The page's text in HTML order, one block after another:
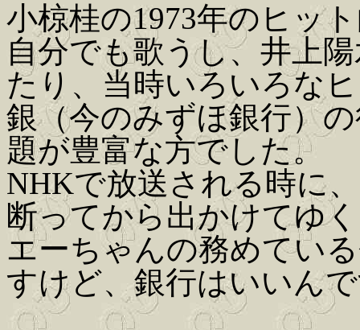
小椋桂の1973年のヒッ
自分でも歌うし、井上
たり、当時いろいろな
銀（今のみずほ銀行）
題が豊富な方でした。
NHKで放送される時に
断ってから出かけてゆ
エーちゃんの務めてい
すけど、銀行はいいん